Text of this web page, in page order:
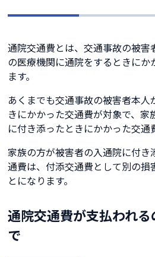
通院交通費とは、交通事故の被
の医療機関に通院をするときに
ます。
あくまでも交通事故の被害者本人
きにかかった交通費が対象で、家
に付き添ったときにかかった交通
家族の方が被害者の入通院に付き
通費は、付添交通費として別の損
とになります。
通院交通費が支払われ
で